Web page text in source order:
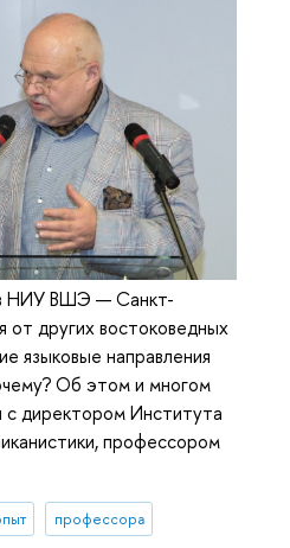
НИУ ВШЭ — Санкт-
от других востоковедных
языковые направления
Об этом и многом
с директором Института
профессором
профессора